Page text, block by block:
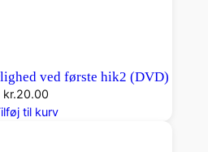
ved første hik2 (DVD)
kr.20.00
til kurv